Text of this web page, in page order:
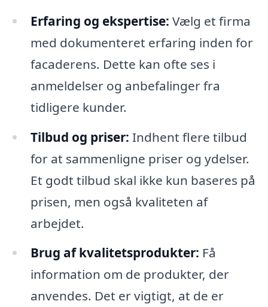
Erfaring og ekspertise: Vælg et firma
med dokumenteret erfaring inden for
facaderens. Dette kan ofte ses i
anmeldelser og anbefalinger fra
tidligere kunder.
Tilbud og priser: Indhent flere tilbud
for at sammenligne priser og ydelser.
Et godt tilbud skal ikke kun baseres på
prisen, men også kvaliteten af
arbejdet.
Brug af kvalitetsprodukter: Få
information om de produkter, der
anvendes. Det er vigtigt, at de er